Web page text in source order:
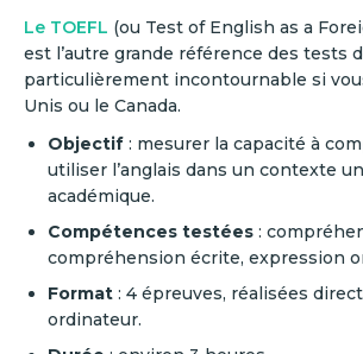
Le TOEFL (ou Test of English as a
est l’autre grande référence des tests
particulièrement incontournable si
Unis ou le Canada.
Objectif : mesurer la capacité à
utiliser l’anglais dans un contexte
académique.
Compétences testées :
compréhension écrite, expression
Format : 4 épreuves, réalisées
ordinateur.